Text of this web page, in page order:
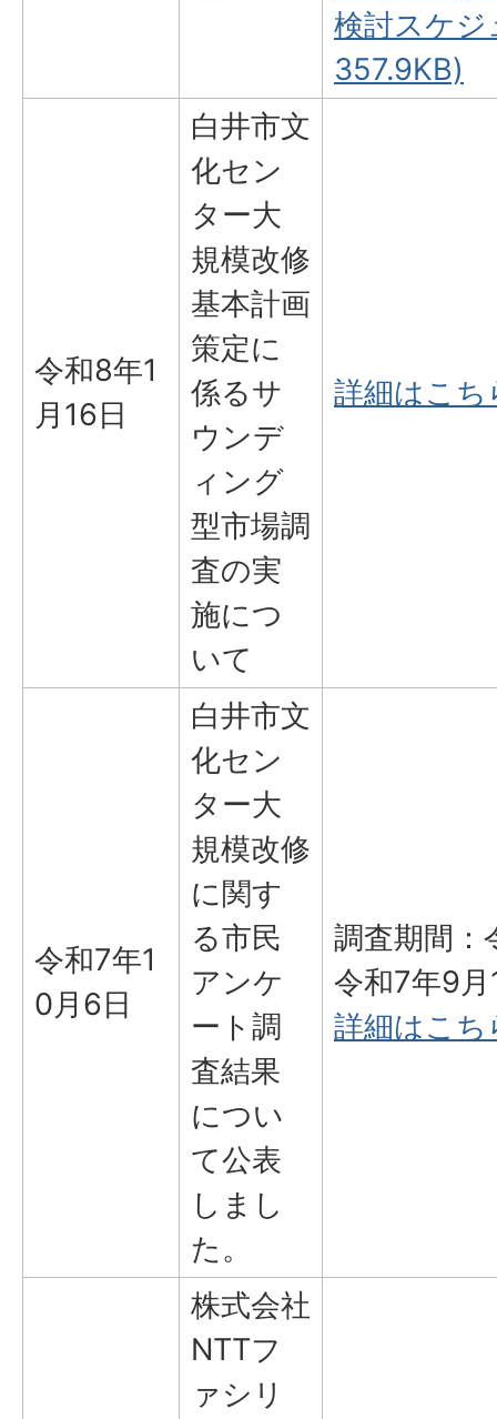
検討スケジ
357.9KB)
令和8年1
月16日
白井市文
化セン
ター大
規模改修
基本計画
策定に
係るサ
ウンデ
ィング
型市場調
査の実
施につ
いて
詳細はこち
令和7年1
0月6日
白井市文
化セン
ター大
規模改修
に関す
る市民
アンケ
ート調
査結果
につい
て公表
しまし
た。
調査期間：
令和7年9
詳細はこち
株式会社
NTTフ
ァシリ